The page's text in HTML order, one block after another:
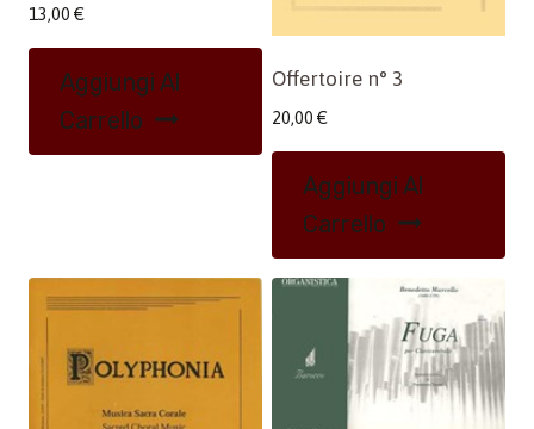
13,00 €
Aggiungi Al
Carrello
Offertoire n° 3
20,00 €
Aggiungi Al
Carrello